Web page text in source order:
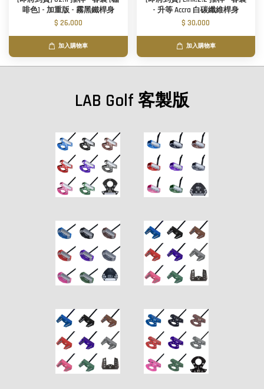
啡色] - 加重版 - 霧黑鐵桿身
$ 26,000
加入購物車
- 升等 Accra 白碳纖維桿身
$ 30,000
加入購物車
LAB Golf 客製版